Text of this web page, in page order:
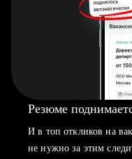
Резюме
И в топ откликов на
не нужно за этим